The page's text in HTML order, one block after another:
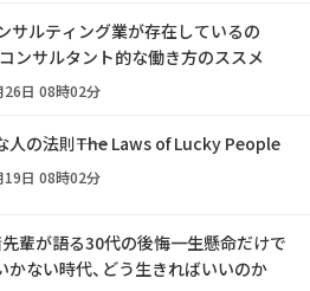
ンサルティング業が存在しているの
コンサルタント的な働き方のススメ
26日 08時02分
人の法則――The Laws of Lucky People
19日 08時02分
輩が語る30代の後悔――一生懸命だけで
かない時代、どう生きればいいのか